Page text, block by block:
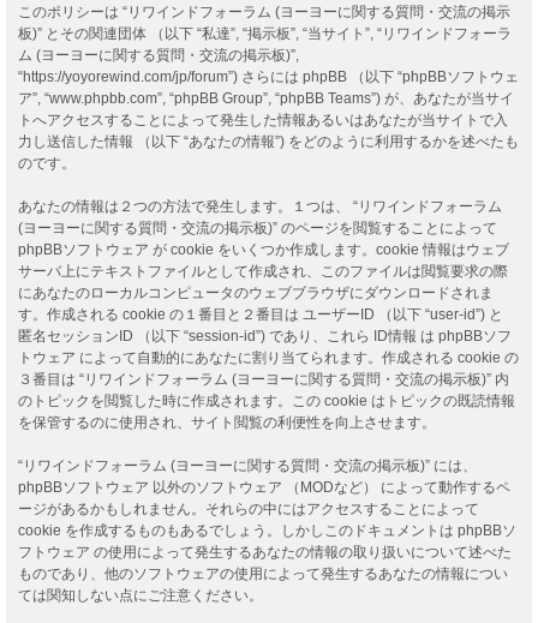
このポリシーは “リワインドフォーラム (ヨーヨーに関する質問・交流の掲示
板)” とその関連団体 （以下 “私達”, “掲示板”, “当サイト”, “リワインドフォーラ
ム (ヨーヨーに関する質問・交流の掲示板)”,
“https://yoyorewind.com/jp/forum”) さらには phpBB （以下 “phpBBソフトウェ
ア”, “www.phpbb.com”, “phpBB Group”, “phpBB Teams”) が、あなたが当サイ
トへアクセスすることによって発生した情報あるいはあなたが当サイトで入
力し送信した情報 （以下 “あなたの情報”) をどのように利用するかを述べたも
のです。
あなたの情報は２つの方法で発生します。１つは、 “リワインドフォーラム
(ヨーヨーに関する質問・交流の掲示板)” のページを閲覧することによって
phpBBソフトウェア が cookie をいくつか作成します。cookie 情報はウェブ
サーバ上にテキストファイルとして作成され、このファイルは閲覧要求の際
にあなたのローカルコンピュータのウェブブラウザにダウンロードされま
す。作成される cookie の１番目と２番目は ユーザーID （以下 “user-id”) と
匿名セッションID （以下 “session-id”) であり、これら ID情報 は phpBBソフ
トウェア によって自動的にあなたに割り当てられます。作成される cookie の
３番目は “リワインドフォーラム (ヨーヨーに関する質問・交流の掲示板)” 内
のトピックを閲覧した時に作成されます。この cookie はトピックの既読情報
を保管するのに使用され、サイト閲覧の利便性を向上させます。
“リワインドフォーラム (ヨーヨーに関する質問・交流の掲示板)” には、
phpBBソフトウェア 以外のソフトウェア （MODなど） によって動作するペ
ージがあるかもしれません。それらの中にはアクセスすることによって
cookie を作成するものもあるでしょう。しかしこのドキュメントは phpBBソ
フトウェア の使用によって発生するあなたの情報の取り扱いについて述べた
ものであり、他のソフトウェアの使用によって発生するあなたの情報につい
ては関知しない点にご注意ください。